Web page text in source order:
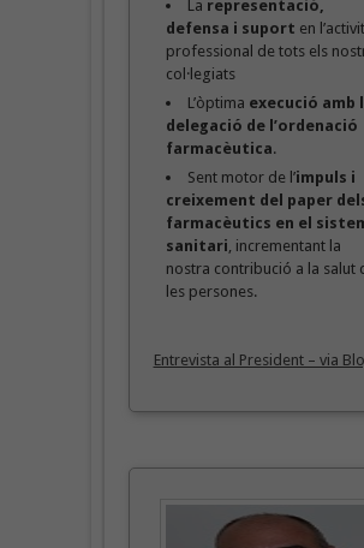
La representació,
defensa i suport en
professional de tots els
col·legiats
L’òptima execució amb
delegació de l’ordenació
farmacèutica.
Sent motor de l’impuls i
creixement del paper
farmacèutics en el
sanitari , incrementant la
nostra contribució a la salut
les persones.
Entrevista al President – via